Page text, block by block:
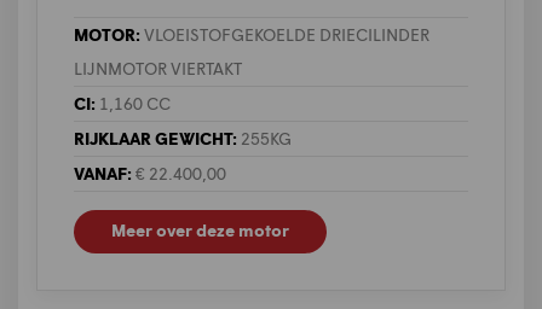
MOTOR: VLOEISTOFGEKOELDE DRIECILINDER
LIJNMOTOR VIERTAKT
CI: 1,160 CC
RIJKLAAR GEWICHT: 255KG
VANAF: € 22.400,00
Meer over deze motor